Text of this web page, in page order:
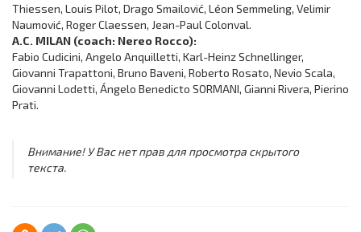
Thiessen, Louis Pilot, Drago Smailović, Léon Semmeling, Velimir
Naumović, Roger Claessen, Jean-Paul Colonval.
A.C. MILAN (coach: Nereo Rocco):
Fabio Cudicini, Angelo Anquilletti, Karl-Heinz Schnellinger,
Giovanni Trapattoni, Bruno Baveni, Roberto Rosato, Nevio Scala,
Giovanni Lodetti, Ángelo Benedicto SORMANI, Gianni Rivera, Pierino
Prati.
Внимание! У Вас нет прав для просмотра скрытого
текста.